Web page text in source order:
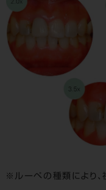
ルーペの種類により